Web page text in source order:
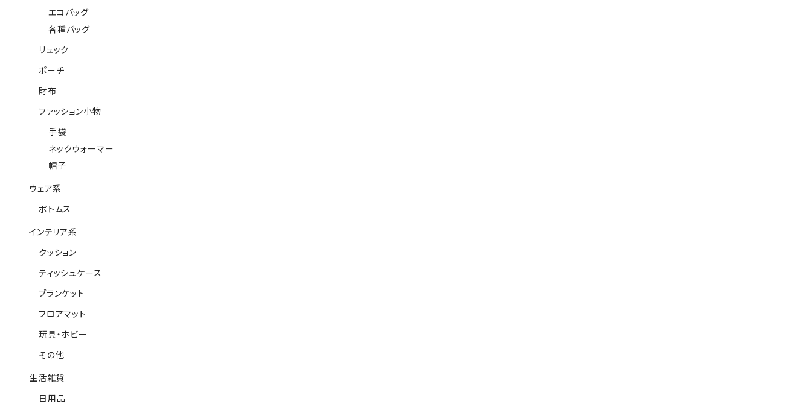
エコバッグ
各種バッグ
リュック
ポーチ
財布
ファッション小物
手袋
ネックウォーマー
帽子
ウェア系
ボトムス
インテリア系
クッション
ティッシュケース
ブランケット
フロアマット
玩具・ホビー
その他
生活雑貨
日用品